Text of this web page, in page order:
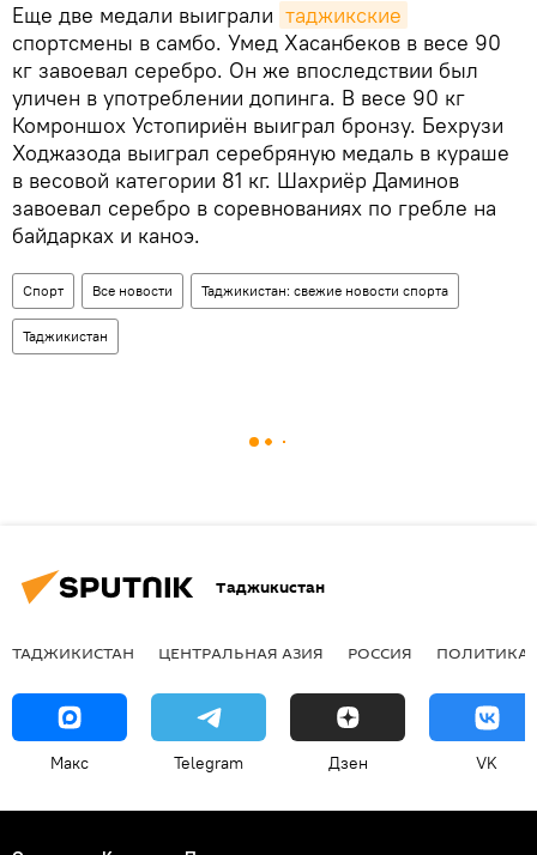
Еще две медали выиграли таджикские
спортсмены в самбо. Умед Хасанбеков в весе 90
кг завоевал серебро. Он же впоследствии был
уличен в употреблении допинга. В весе 90 кг
Комроншох Устопириён выиграл бронзу. Бехрузи
Ходжазода выиграл серебряную медаль в кураше
в весовой категории 81 кг. Шахриёр Даминов
завоевал серебро в соревнованиях по гребле на
байдарках и каноэ.
Спорт Все новости Таджикистан: свежие новости спорта
Таджикистан
Таджикистан
ТАДЖИКИСТАН ЦЕНТРАЛЬНАЯ АЗИЯ РОССИЯ ПОЛИТИКА
Макс Telegram Дзен VK